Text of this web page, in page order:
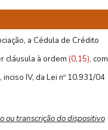
a Cédula de Crédito
cláusula à ordem (0,15), com
IV, da Lei nº 10.931/04
ou transcrição do dispositivo